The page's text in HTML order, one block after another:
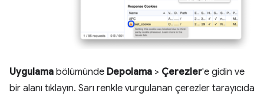
Uygulama bölümünde Depolama > Çerezler'e gidin ve
bir alanı tıklayın. Sarı renkle vurgulanan çerezler tarayıcıda